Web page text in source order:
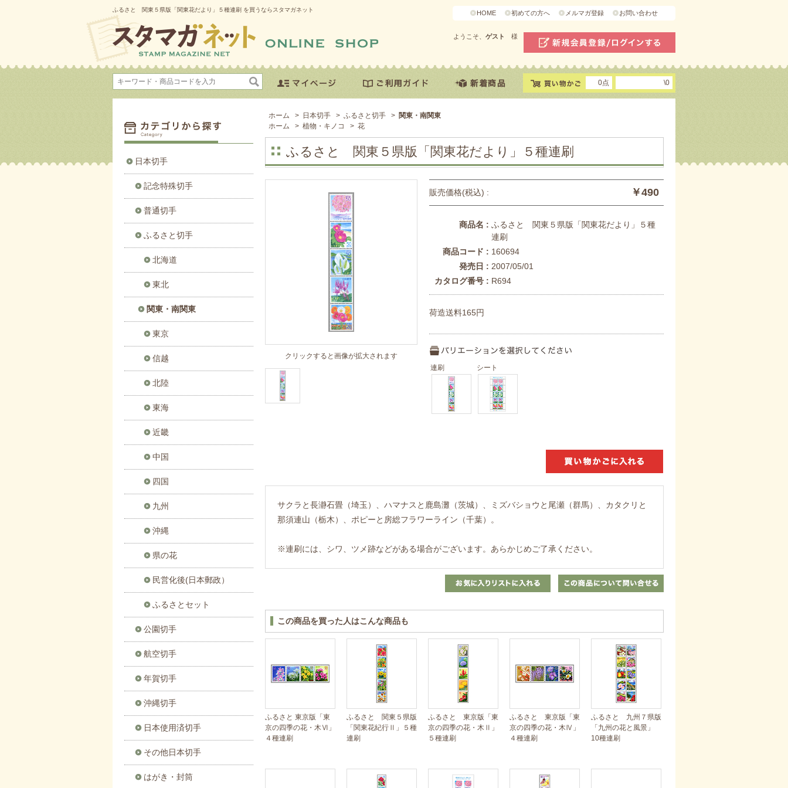
ふるさと 関東５県版「関東花だより」５種連刷 を買うならスタマガネット HOME 初めての方へ メルマガ登録 お問い合わせ
ようこそ、 ゲスト 様
0点 \0
ホーム > 日本切手 > ふるさと切手 > 関東・南関東
ホーム
> 植物・キノコ > 花
ふるさと 関東５県版「関東花だより」５種連刷
クリックすると画像が拡大されます
販売価格(税込) : ￥490
商品名 : ふるさと 関東５県版「関東花だより」５種
連刷
商品コード : 160694
発売日 : 2007/05/01
カタログ番号 : R694
荷造送料165円
連刷 シート
サクラと長瀞石畳（埼玉）、ハマナスと鹿島灘（茨城）、ミズバショウと尾瀬（群馬）、カタクリと
那須連山（栃木）、ポピーと房総フラワーライン（千葉）。
※連刷には、シワ、ツメ跡などがある場合がございます。あらかじめご了承ください。
この商品を買った人はこんな商品も
ふるさと 東京版「東
京の四季の花・木Ⅵ」
４種連刷
ふるさと 関東５県版
「関東花紀行Ⅱ」５種
連刷
ふるさと 東京版「東
京の四季の花・木Ⅱ」
５種連刷
ふるさと 東京版「東
京の四季の花・木Ⅳ」
４種連刷
ふるさと 九州７県版
「九州の花と風景」
10種連刷
日本切手
記念特殊切手
普通切手
ふるさと切手
北海道
東北
関東・南関東
東京
信越
北陸
東海
近畿
中国
四国
九州
沖縄
県の花
民営化後(日本郵政）
ふるさとセット
公園切手
航空切手
年賀切手
沖縄切手
日本使用済切手
その他日本切手
はがき・封筒